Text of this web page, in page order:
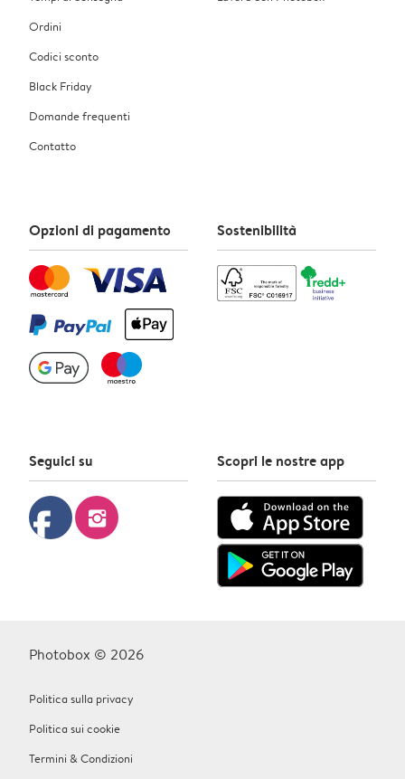
Ordini
Codici sconto
Black Friday
Domande frequenti
Contatto
Opzioni di pagamento Sostenibilità
Seguici su
facebook instagram
Scopri le nostre app
Photobox © 2026
Politica sulla privacy
Politica sui cookie
Termini & Condizioni